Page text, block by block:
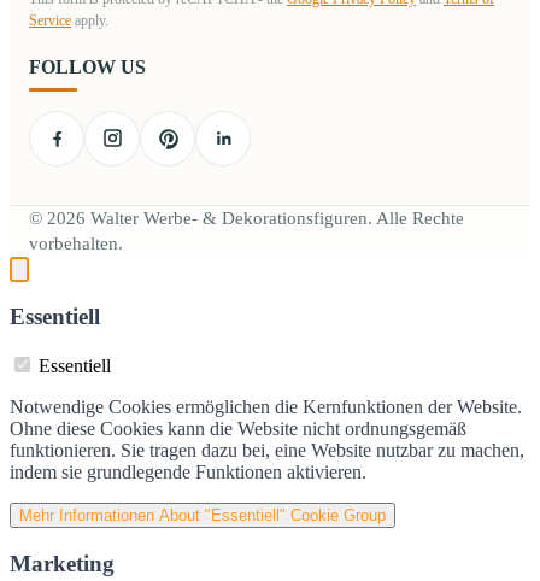
Service apply.
FOLLOW US
© 2026 Walter Werbe- & Dekorationsfiguren. Alle Rechte
vorbehalten.
Essentiell
Essentiell
Notwendige Cookies ermöglichen die Kernfunktionen der Website.
Ohne diese Cookies kann die Website nicht ordnungsgemäß
funktionieren. Sie tragen dazu bei, eine Website nutzbar zu machen,
indem sie grundlegende Funktionen aktivieren.
Mehr Informationen About "Essentiell" Cookie Group
Marketing